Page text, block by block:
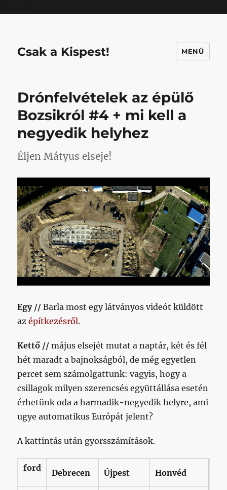
Csak a Kispest! MENÜ
Drónfelvételek az épülő
Bozsikról #4 + mi kell a
negyedik helyhez
Éljen Mátyus elseje!
Egy // Barla most egy látványos videót küldött
azépítkezésről.
Kettő // május elsejét mutat a naptár, két és fél
hét maradt a bajnokságból, de még egyetlen
percet sem számolgattunk: vagyis, hogy a
csillagok milyen szerencsés együttállása esetén
érhetünk oda a harmadik-negyedik helyre, ami
ugye automatikus Európát jelent?
A kattintás után gyorsszámítások.
ford Debrecen Újpest Honvéd